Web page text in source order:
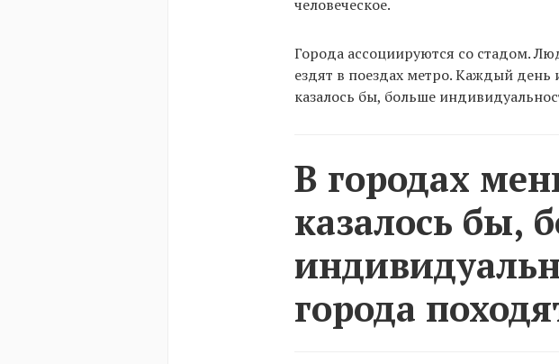
человеческое.
Города ассоциируются со стадом.
ездят в поездах метро. Каждый
казалось бы, больше
В городах
казалось бы,
города